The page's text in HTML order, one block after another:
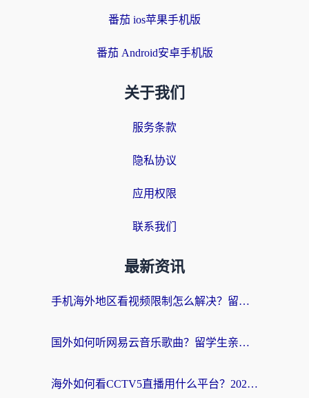
番茄 ios苹果手机版
番茄 Android安卓手机版
关于我们
服务条款
隐私协议
应用权限
联系我们
最新资讯
手机海外地区看视频限制怎么解决？留学生亲测有效的回国加速器指南
国外如何听网易云音乐歌曲？留学生亲测有效的回国加速方案
海外如何看CCTV5直播用什么平台？2026最新指南：看欧洲杯、中超、奥运不再卡